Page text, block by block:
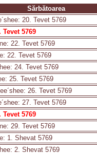
Sărbătoarea
20. Tevet 5769
5769
22. Tevet 5769
22. Tevet 5769
24. Tevet 5769
25. Tevet 5769
26. Tevet 5769
27. Tevet 5769
5769
29. Tevet 5769
1. Shevat 5769
2. Shevat 5769